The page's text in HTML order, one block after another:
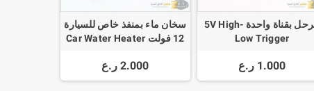
مرحل بقناة واحدة 5V High-
Low Trigger
1.000 ر.ع
سخان ماء بمنفذ خاص للسيارة
12 فولت Car Water Heater
2.000 ر.ع